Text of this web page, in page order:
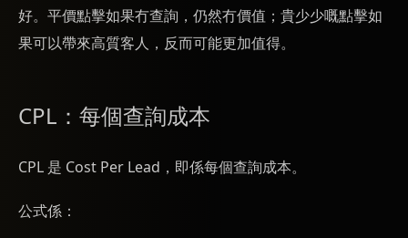
好。平價點擊如果冇查詢，仍然冇價值；貴少少嘅點擊如
果可以帶來高質客人，反而可能更加值得。
CPL：每個查詢成本
CPL 是 Cost Per Lead，即係每個查詢成本。
公式係：